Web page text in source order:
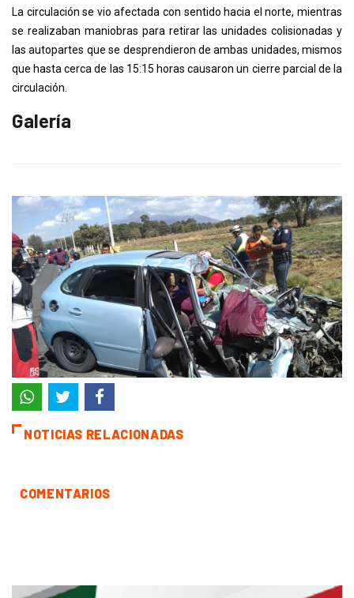
La circulación se vio afectada con sentido hacia el norte, mientras
se realizaban maniobras para retirar las unidades colisionadas y
las autopartes que se desprendieron de ambas unidades, mismos
que hasta cerca de las 15:15 horas causaron un cierre parcial de la
circulación.
Galería
NOTICIAS RELACIONADAS
COMENTARIOS